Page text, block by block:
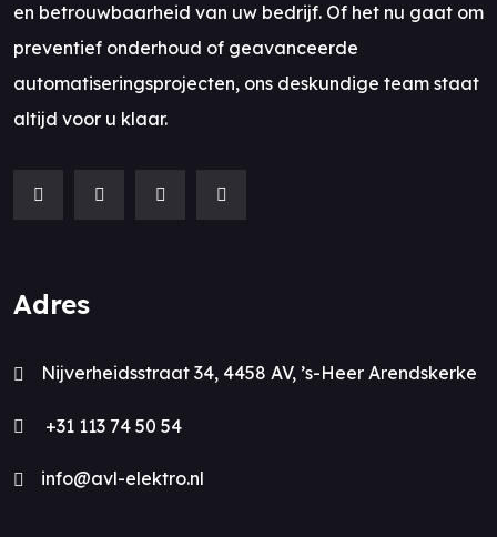
en betrouwbaarheid van uw bedrijf. Of het nu gaat om
preventief onderhoud of geavanceerde
automatiseringsprojecten, ons deskundige team staat
altijd voor u klaar.
Adres
Nijverheidsstraat 34, 4458 AV, ’s-Heer Arendskerke
+31 113 74 50 54
info@avl-elektro.nl